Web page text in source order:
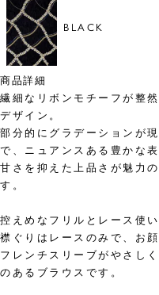
BLACK
商品詳細
繊細なリボンモチーフが整
デザイン。
部分的にグラデーションが
で、ニュアンスある豊かな
甘さを抑えた上品さが魅力
す。
控えめなフリルとレース使
襟ぐりはレースのみで、お
フレンチスリーブがやさし
のあるブラウスです。